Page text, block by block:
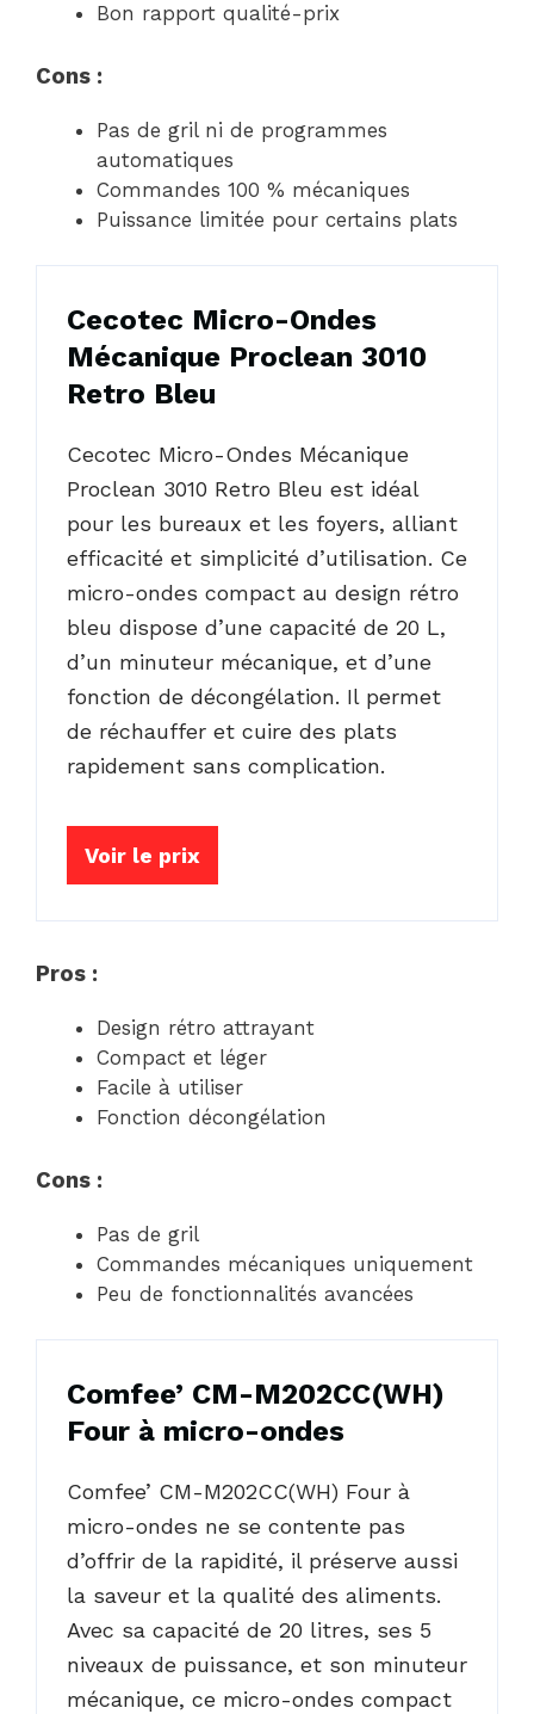
Bon rapport qualité-prix
Cons :
Pas de gril ni de programmes
automatiques
Commandes 100 % mécaniques
Puissance limitée pour certains plats
Cecotec Micro-Ondes
Mécanique Proclean 3010
Retro Bleu
Cecotec Micro-Ondes Mécanique
Proclean 3010 Retro Bleu est idéal
pour les bureaux et les foyers, alliant
efficacité et simplicité d’utilisation. Ce
micro-ondes compact au design rétro
bleu dispose d’une capacité de 20 L,
d’un minuteur mécanique, et d’une
fonction de décongélation. Il permet
de réchauffer et cuire des plats
rapidement sans complication.
Voir le prix
Pros :
Design rétro attrayant
Compact et léger
Facile à utiliser
Fonction décongélation
Cons :
Pas de gril
Commandes mécaniques uniquement
Peu de fonctionnalités avancées
Comfee’ CM-M202CC(WH)
Four à micro-ondes
Comfee’ CM-M202CC(WH) Four à
micro-ondes ne se contente pas
d’offrir de la rapidité, il préserve aussi
la saveur et la qualité des aliments.
Avec sa capacité de 20 litres, ses 5
niveaux de puissance, et son minuteur
mécanique, ce micro-ondes compact